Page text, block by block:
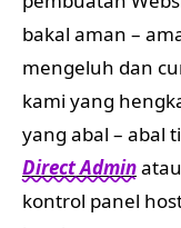
bakal aman –
mengeluh dan
kami yang
yang abal – abal
Direct Admin
kontrol panel